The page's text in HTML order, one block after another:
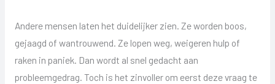
Andere mensen laten het duidelijker zien. Ze worden boos,
gejaagd of wantrouwend. Ze lopen weg, weigeren hulp of
raken in paniek. Dan wordt al snel gedacht aan
probleemgedrag. Toch is het zinvoller om eerst deze vraag te